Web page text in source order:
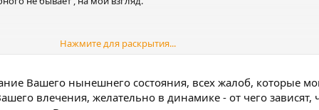
Нажмите для раскрытия...
Вашего нынешнего состояния, всех жалоб, которые
влечения, желательно в динамике - от чего зависят,